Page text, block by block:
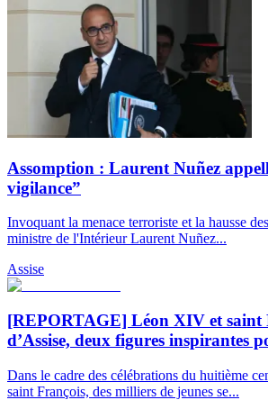
Assomption : Laurent Nuñez
vigilance”
Invoquant la menace terroriste et la hausse
ministre de l'Intérieur Laurent Nuñez...
Assise
[REPORTAGE] Léon XIV et saint
d’Assise, deux figures inspirantes
Dans le cadre des célébrations du huitième
saint François, des milliers de jeunes se...